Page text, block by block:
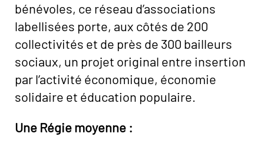
bénévoles, ce réseau d’associations
labellisées porte, aux côtés de 200
collectivités et de près de 300 bailleurs
sociaux, un projet original entre insertion
par l’activité économique, économie
solidaire et éducation populaire.
Une Régie moyenne :